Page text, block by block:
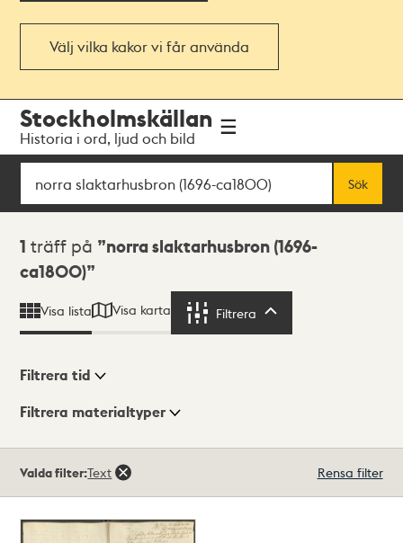
Välj vilka kakor vi får använda
navigationen
huvudinnehållet
Stockholmskällan
Historia i ord, ljud och bild
Sök
Sök
Sökresultat
1 träff på
norra slaktarhusbron (1696-
ca1800)
Visa lista Visa karta Filtrera
Visningsläge
Filtrera tid
Filtrera materialtyper
träffar
Valda filter:Text Rensa filter